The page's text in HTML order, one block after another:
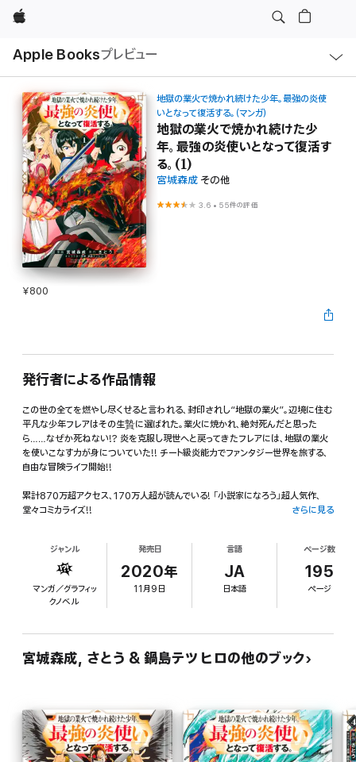
Apple
Apple Booksプレビュー
ル
地獄の業火で焼かれ続けた少年。最強の炎使
いとなって復活する。（マンガ）
地獄の業火で焼かれ続けた少
年。最強の炎使いとなって復活す
る。(1)
宮城森成 その他
3.6 • 55件の評価
¥800
発行者による作品情報
この世の全てを燃やし尽くせると言われる、封印されし“地獄の業火”。辺境に住む
平凡な少年フレアはその生贄に選ばれた。業火に焼かれ、絶対死んだと思った
ら……なぜか死ねない!? 炎を克服し現世へと戻ってきたフレアには、地獄の業火
を使いこなす力が身についていた!! チート級炎能力でファンタジー世界を旅する、
自由な冒険ライフ開始!!
累計870万超アクセス、170万人超が読んでいる! 「小説家になろう」超人気作、
堂々コミカライズ!!
この世の全てを燃やし尽くせると言われる、封印されし“地獄の業火”。辺境に住む
平凡な少年フレアはその生贄に選ばれた。業火に焼かれ、絶対死んだと思った
ら……なぜか死ねない!? 炎を克服し現世へと戻ってきたフレアには、地獄の業火
を使いこなす力が身についていた!! チート級炎能力でファンタジー世界を旅する、
自由な冒険ライフ開始!!
さらに見る
ジャンル
マンガ／グラフィッ
クノベル
発売日
2020年
11月9日
言語
JA
日本語
ページ数
195
ページ
宮城森成, さとう & 鍋島テツヒロの他のブック